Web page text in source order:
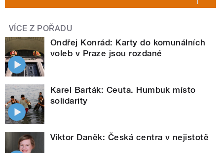
VÍCE Z POŘADU
Ondřej Konrád: Karty do komunálních
voleb v Praze jsou rozdané
Karel Barták: Ceuta. Humbuk místo
solidarity
Viktor Daněk: Česká centra v nejistotě